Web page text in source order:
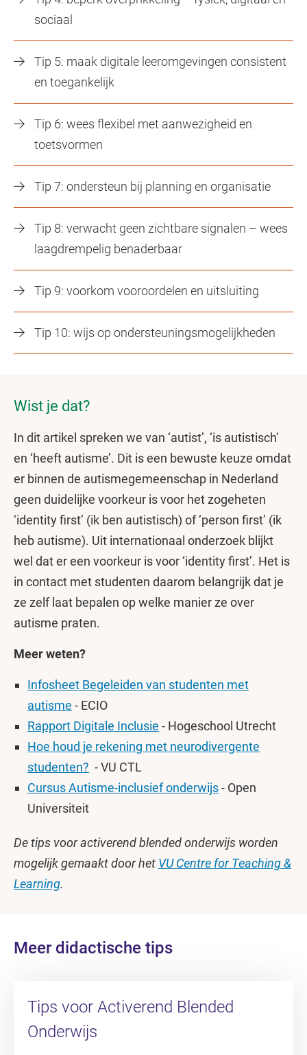
sociaal
Tip 5: maak digitale leeromgevingen consistent
en toegankelijk
Tip 6: wees flexibel met aanwezigheid en
toetsvormen
Tip 7: ondersteun bij planning en organisatie
Tip 8: verwacht geen zichtbare signalen – wees
laagdrempelig benaderbaar
Tip 9: voorkom vooroordelen en uitsluiting
Tip 10: wijs op ondersteuningsmogelijkheden
Wist je dat?
In dit artikel spreken we van ‘autist’, ‘is autistisch’
en ‘heeft autisme’. Dit is een bewuste keuze omdat
er binnen de autismegemeenschap in Nederland
geen duidelijke voorkeur is voor het zogeheten
‘identity first’ (ik ben autistisch) of ‘person first’ (ik
heb autisme). Uit internationaal onderzoek blijkt
wel dat er een voorkeur is voor ‘identity first’. Het is
in contact met studenten daarom belangrijk dat je
ze zelf laat bepalen op welke manier ze over
autisme praten.
Meer weten?
Infosheet Begeleiden van studenten met
autisme - ECIO
Rapport Digitale Inclusie - Hogeschool Utrecht
Hoe houd je rekening met neurodivergente
studenten? - VU CTL
Cursus Autisme-inclusief onderwijs- Open
Universiteit
De tips voor activerend blended onderwijs worden
mogelijk gemaakt door het VU Centre for Teaching &
Learning.
Meer didactische tips
Tips voor Activerend Blended
Onderwijs